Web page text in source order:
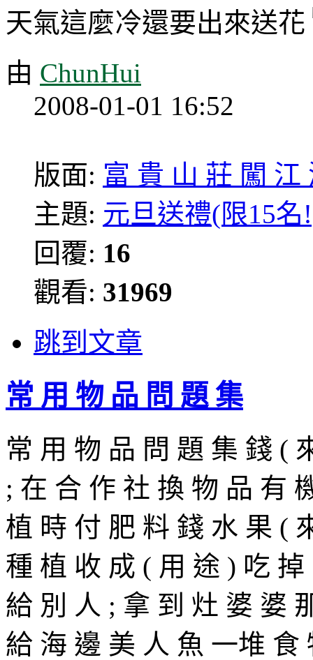
天氣這麼冷還要出來送花
由 ChunHui
2008-01-01 16:52
版面: 富 貴 山 莊 闖 江
主題: 元旦送禮(限15名
回覆: 16
觀看: 31969
跳到文章
常 用 物 品 問 題 集
常 用 物 品 問 題 集 錢 (
; 在 合 作 社 換 物 品 有
植 時 付 肥 料 錢 水 果 (
種 植 收 成 ( 用 途 ) 吃
給 別 人 ; 拿 到 灶 婆 婆
給 海 邊 美 人 魚 一堆